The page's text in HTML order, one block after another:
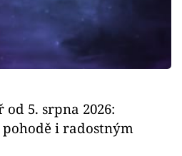
5. srpna 2026:
i radostným